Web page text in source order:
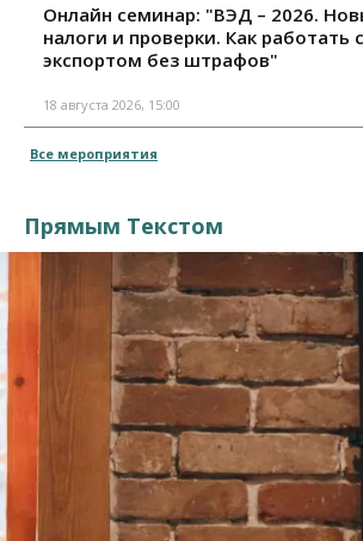
Онлайн семинар: "ВЭД – 2026.
налоги и проверки. Как работать
экспортом без штрафов"
18 августа 2026, 15:00
Все мероприятия
Прямым Текстом